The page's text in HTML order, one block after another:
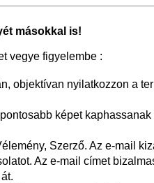
másokkal is!
vegye figyelembe :
objektívan nyilatkozzon a
képet
Szerző. Az e-mail
Az e-mail címet